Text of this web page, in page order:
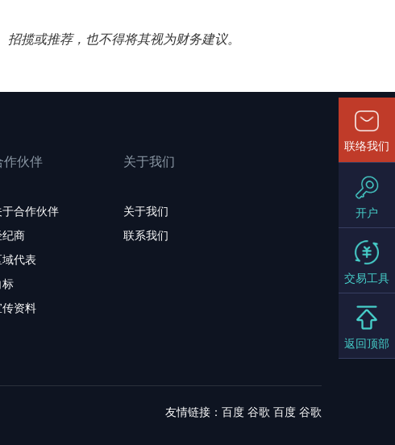
揽或推荐，也不得将其视为财务建议。
作伙伴
于合作伙伴
纪商
域代表
标
传资料
关于我们
关于我们
联系我们
友情链接：百度 谷歌 百度 谷歌
联络我们
开户
交易工具
返回顶部